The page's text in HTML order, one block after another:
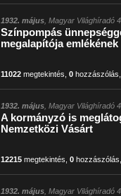
1932. május , Magyar Világhíradó
Színpompás
megalapítója emlékének
11022 megtekintés ,0 hozzászólás
1932. május , Magyar Világhíradó
A kormányzó is
Nemzetközi Vásárt
12215 megtekintés ,0 hozzászólás
1932. május , Magyar Világhíradó